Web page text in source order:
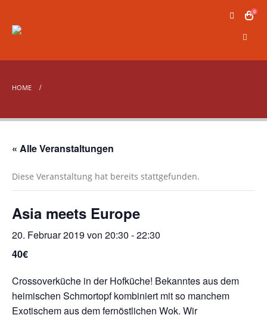
0
HOME
« Alle Veranstaltungen
Diese Veranstaltung hat bereits stattgefunden.
Asia meets Europe
20. Februar 2019 von 20:30 -22:30
40€
Crossoverküche in der Hofküche! Bekanntes aus dem
heimischen Schmortopf kombiniert mit so manchem
Exotischem aus dem fernöstlichen Wok. Wir